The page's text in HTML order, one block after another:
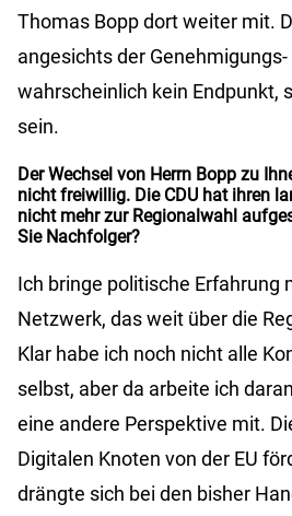
Thomas Bopp dort weiter mit.
angesichts der
wahrscheinlich kein Endpunkt,
sein.
Der Wechsel von Herrn Bopp zu
nicht freiwillig. Die CDU hat ihren
nicht mehr zur Regionalwahl
Sie Nachfolger?
Ich bringe politische Erfahrung
Netzwerk, das weit über die
Klar habe ich noch nicht alle
selbst, aber da arbeite ich
eine andere Perspektive mit.
Digitalen Knoten von der EU
drängte sich bei den bisher